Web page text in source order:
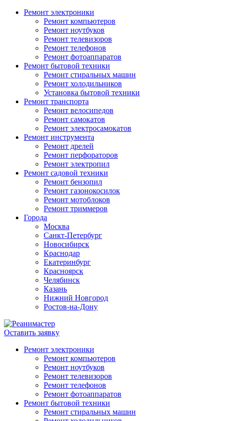
Ремонт электроники
Ремонт компьютеров
Ремонт ноутбуков
Ремонт телевизоров
Ремонт телефонов
Ремонт фотоаппаратов
Ремонт бытовой техники
Ремонт стиральных машин
Ремонт холодильников
Установка бытовой техники
Ремонт транспорта
Ремонт велосипедов
Ремонт самокатов
Ремонт электросамокатов
Ремонт инструмента
Ремонт дрелей
Ремонт перфораторов
Ремонт электропил
Ремонт садовой техники
Ремонт бензопил
Ремонт газонокосилок
Ремонт мотоблоков
Ремонт триммеров
Города
Москва
Санкт-Петербург
Новосибирск
Краснодар
Екатеринбург
Красноярск
Челябинск
Казань
Нижний Новгород
Ростов-на-Дону
Оставить заявку
Ремонт электроники
Ремонт компьютеров
Ремонт ноутбуков
Ремонт телевизоров
Ремонт телефонов
Ремонт фотоаппаратов
Ремонт бытовой техники
Ремонт стиральных машин